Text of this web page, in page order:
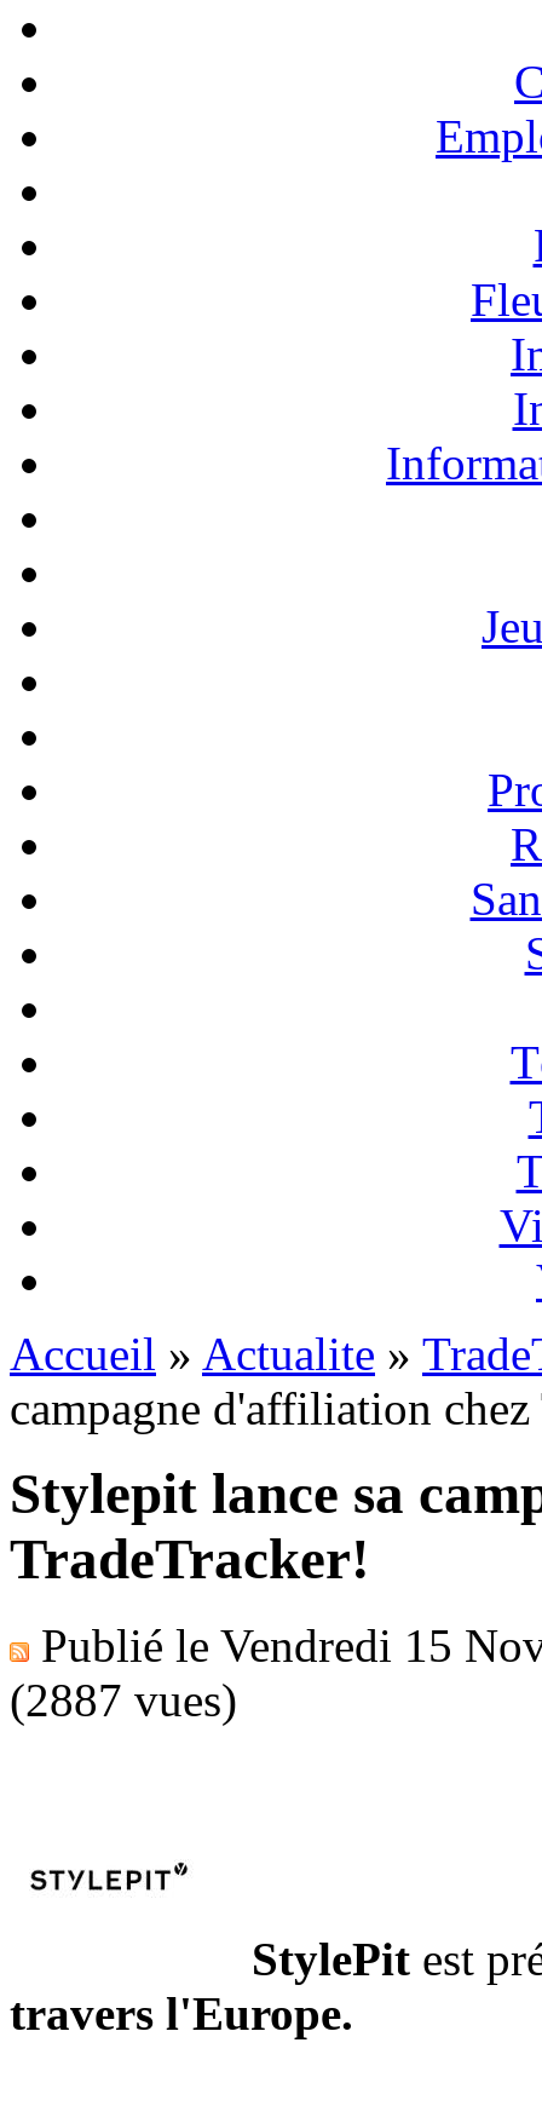
Accueil » Actualite »
campagne d'affiliation
Stylepit lance sa
TradeTracker!
Publié le Vendredi 15
(2887 vues)
StylePit est
travers l'Europe.